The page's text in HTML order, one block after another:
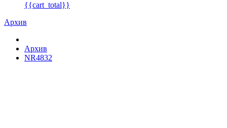
{{cart_total}}
Архив
Архив
NR4832